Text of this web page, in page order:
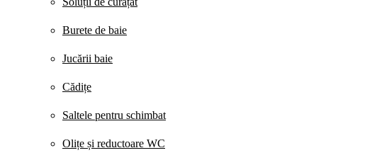
Burete de baie
Jucării baie
Cădițe
Saltele pentru schimbat
Olițe și reductoare WC